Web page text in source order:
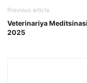
Previous article
Veterinariya
2025